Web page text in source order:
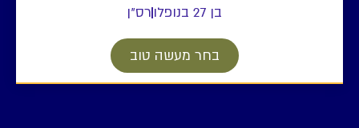
בן 27 בנופלו
רס"ן
בחר מעשה טוב